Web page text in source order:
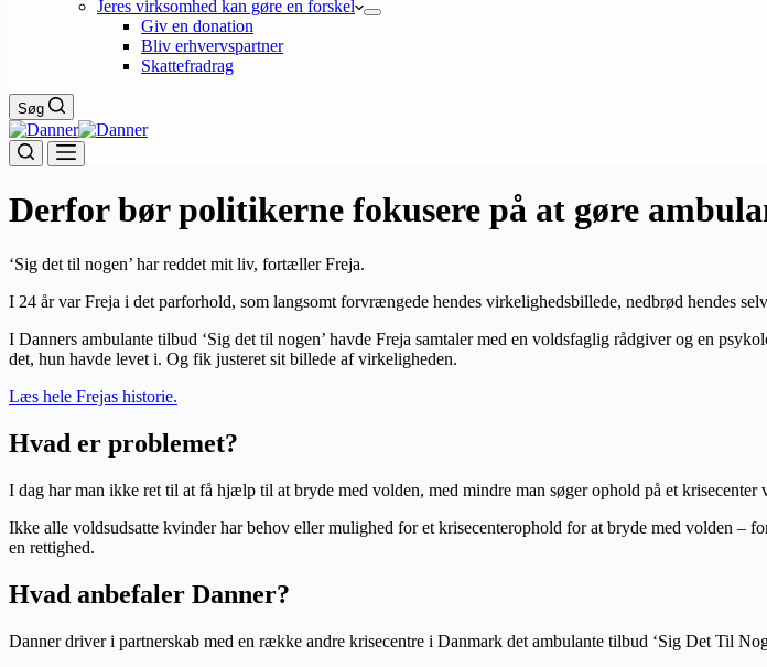
Jeres virksomhed kan gøre en forskel
Giv en donation
Bliv erhvervspartner
Skattefradrag
Søg
Derfor bør politikerne fokusere på at gøre
‘Sig det til nogen’ har reddet mit liv, fortæller Freja.
I 24 år var Freja i det parforhold, som langsomt forvrængede hendes virkelighedsbillede, nedbrød hendes
I Danners ambulante tilbud ‘Sig det til nogen’ havde Freja samtaler med en voldsfaglig rådgiver og en
det, hun havde levet i. Og fik justeret sit billede af virkeligheden.
Læs hele Frejas historie.
Hvad er problemet?
I dag har man ikke ret til at få hjælp til at bryde med volden, med mindre man søger ophold på et krisecenter
Ikke alle voldsudsatte kvinder har behov eller mulighed for et krisecenterophold for at bryde med volden
en rettighed.
Hvad anbefaler Danner?
Danner driver i partnerskab med en række andre krisecentre i Danmark det ambulante tilbud ‘Sig Det Til